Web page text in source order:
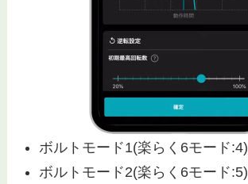
ボルトモード1(楽らく6モード:4)
ボルトモード2(楽らく6モード:5)